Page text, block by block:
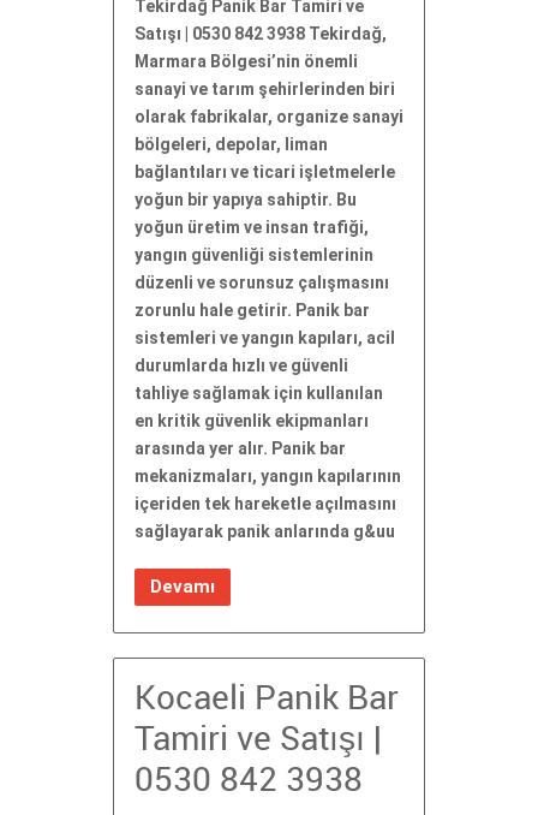
Tekirdağ Panik Bar Tamiri ve
Satışı | 0530 842 3938 Tekirdağ,
Marmara Bölgesi’nin önemli
sanayi ve tarım şehirlerinden biri
olarak fabrikalar, organize sanayi
bölgeleri, depolar, liman
bağlantıları ve ticari işletmelerle
yoğun bir yapıya sahiptir. Bu
yoğun üretim ve insan trafiği,
yangın güvenliği sistemlerinin
düzenli ve sorunsuz çalışmasını
zorunlu hale getirir. Panik bar
sistemleri ve yangın kapıları, acil
durumlarda hızlı ve güvenli
tahliye sağlamak için kullanılan
en kritik güvenlik ekipmanları
arasında yer alır. Panik bar
mekanizmaları, yangın kapılarının
içeriden tek hareketle açılmasını
sağlayarak panik anlarında g&uu
Devamı
Kocaeli Panik Bar
Tamiri ve Satışı |
0530 842 3938